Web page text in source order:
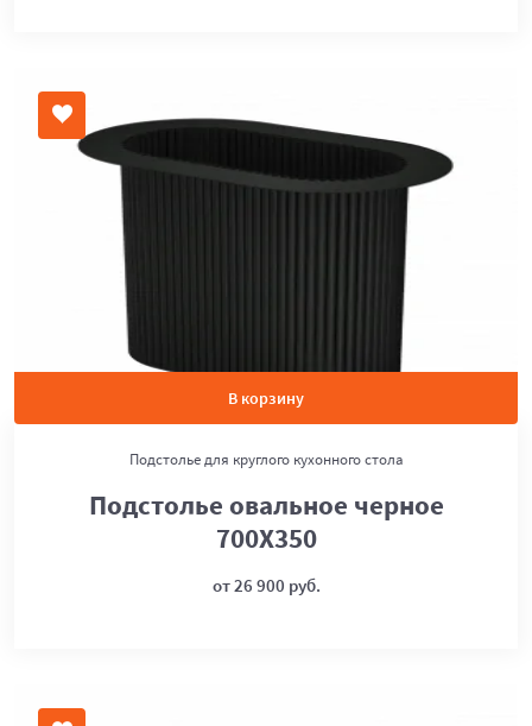
В корзину
Подстолье для круглого кухонного стола
Подстолье овальное черное
700Х350
от 26 900 руб.